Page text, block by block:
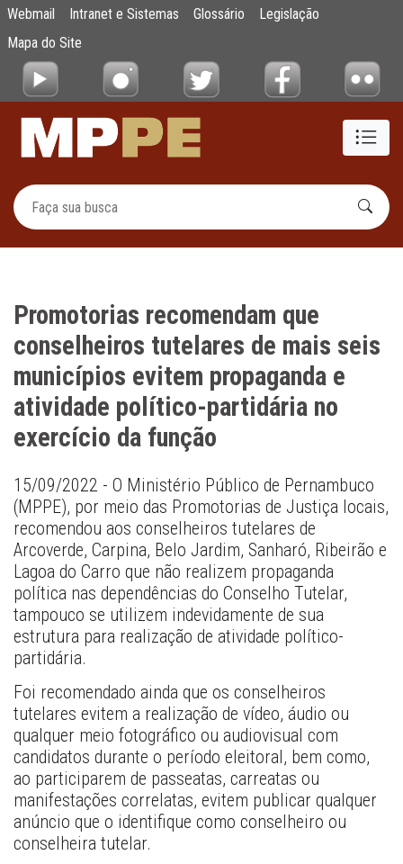
Pular para o Conteúdo principal
Promotorias recomendam que
Webmail Intranet e Sistemas Glossário
Legislação
Mapa do Site
Promotorias recomendam que
conselheiros tutelares de mais seis
municípios evitem propaganda e
atividade político-partidária no
exercício da função
15/09/2022 - O Ministério Público de Pernambuco
(MPPE), por meio das Promotorias de Justiça locais,
recomendou aos conselheiros tutelares de
Arcoverde, Carpina, Belo Jardim, Sanharó, Ribeirão e
Lagoa do Carro que não realizem propaganda
política nas dependências do Conselho Tutelar,
tampouco se utilizem indevidamente de sua
estrutura para realização de atividade político-
partidária.
Foi recomendado ainda que os conselheiros
tutelares evitem a realização de vídeo, áudio ou
qualquer meio fotográfico ou audiovisual com
candidatos durante o período eleitoral, bem como,
ao participarem de passeatas, carreatas ou
manifestações correlatas, evitem publicar qualquer
anúncio que o identifique como conselheiro ou
conselheira tutelar.